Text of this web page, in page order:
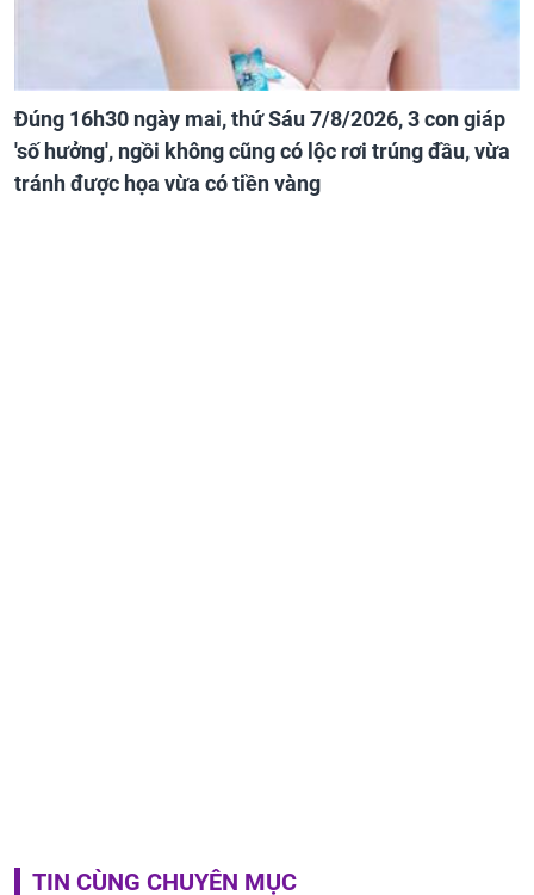
Đúng 16h30 ngày mai, thứ Sáu 7/8/2026, 3 con giáp
'số hưởng', ngồi không cũng có lộc rơi trúng đầu, vừa
tránh được họa vừa có tiền vàng
TIN CÙNG CHUYÊN MỤC